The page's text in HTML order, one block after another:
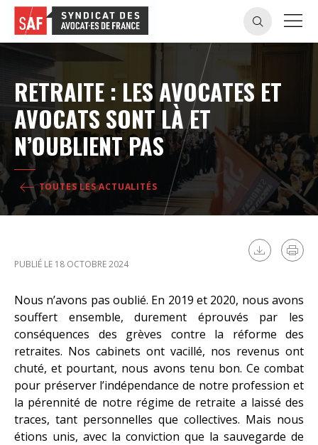
RETRAITE : LES AVOCATES ET
AVOCATS SONT LÀ ET
N’OUBLIENT PAS
TOUTES LES ACTUALITÉS
PUBLIÉ LE 18 OCTOBRE 2024
Nous n’avons pas oublié. En 2019 et 2020, nous avons
souffert ensemble, durement éprouvés par les
conséquences des grèves contre la réforme des
retraites. Nos cabinets ont vacillé, nos revenus ont
chuté, et pourtant, nous avons tenu bon. Ce combat
pour préserver l’indépendance de notre profession et
la pérennité de notre régime de retraite a laissé des
traces, tant personnelles que collectives. Mais nous
étions unis, avec la conviction que la sauvegarde de